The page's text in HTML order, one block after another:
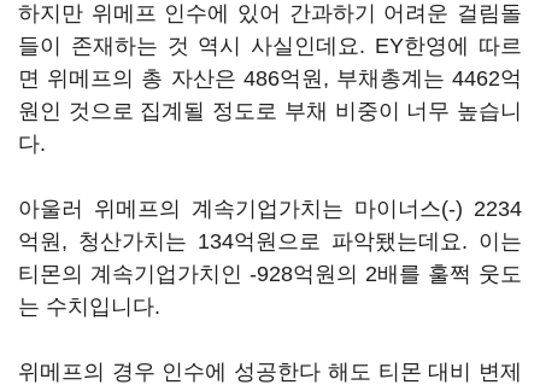
하지만 위메프 인수에 있어 간과하기 어려운 걸림돌
들이 존재하는 것 역시 사실인데요. EY한영에 따르
면 위메프의 총 자산은 486억원, 부채총계는 4462억
원인 것으로 집계될 정도로 부채 비중이 너무 높습니
다.
아울러 위메프의 계속기업가치는 마이너스(-) 2234
억원, 청산가치는 134억원으로 파악됐는데요. 이는
티몬의 계속기업가치인 -928억원의 2배를 훌쩍 웃도
는 수치입니다.
위메프의 경우 인수에 성공한다 해도 티몬 대비 변제